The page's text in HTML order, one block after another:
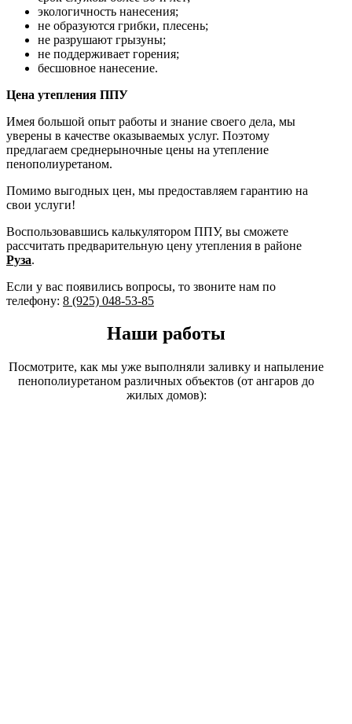
экологичность нанесения;
не образуются грибки, плесень;
не разрушают грызуны;
не поддерживает горения;
бесшовное нанесение.
Цена утепления ППУ
Имея большой опыт работы и знание своего дела, мы
уверены в качестве оказываемых услуг. Поэтому
предлагаем среднерыночные цены на утепление
пенополиуретаном.
Помимо выгодных цен, мы предоставляем гарантию на
свои услуги!
Воспользовавшись калькулятором ППУ, вы сможете
рассчитать предварительную цену утепления в районе
Руза.
Если у вас появились вопросы, то звоните нам по
телефону: 8 (925) 048-53-85
Наши работы
Посмотрите, как мы уже выполняли заливку и напыление
пенополиуретаном различных объектов (от ангаров до
жилых домов):